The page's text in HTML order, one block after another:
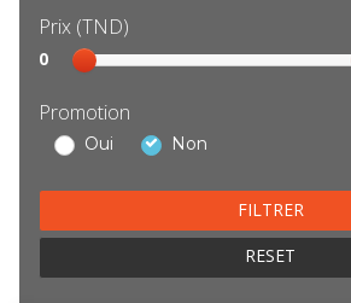
Prix (TND)
Sélection
prix
0
Promotion
Oui Non
RESET